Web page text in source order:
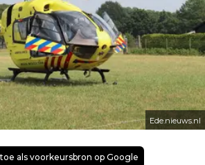
Ede.nieuws.nl
als voorkeursbron op Google